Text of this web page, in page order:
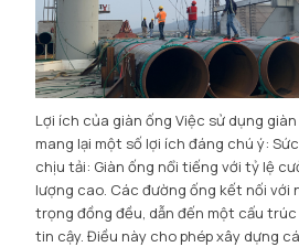
Lợi ích của giàn ống Việc sử dụng
mang lại một số lợi ích đáng chú ý:
chịu tải: Giàn ống nổi tiếng với tỷ lệ
lượng cao. Các đường ống kết nối với
trọng đồng đều, dẫn đến một cấu
tin cậy. Điều này cho phép xây dựng